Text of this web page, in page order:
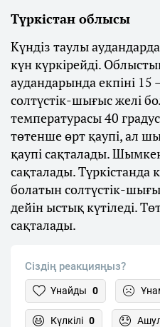
Түркістан облысы
Күндіз таулы
күн күркірейді.
аудандарында екпіні 15
солтүстік-шығыс желі
температурасы 40
төтенше өрт қаупі, ал
қаупі сақталады.
сақталады. Түркістанда
болатын солтүстік-
дейін ыстық күтіледі.
сақталады.
Сіздің реакцияңыз?
Ұнайды 0
Күлкілі 0